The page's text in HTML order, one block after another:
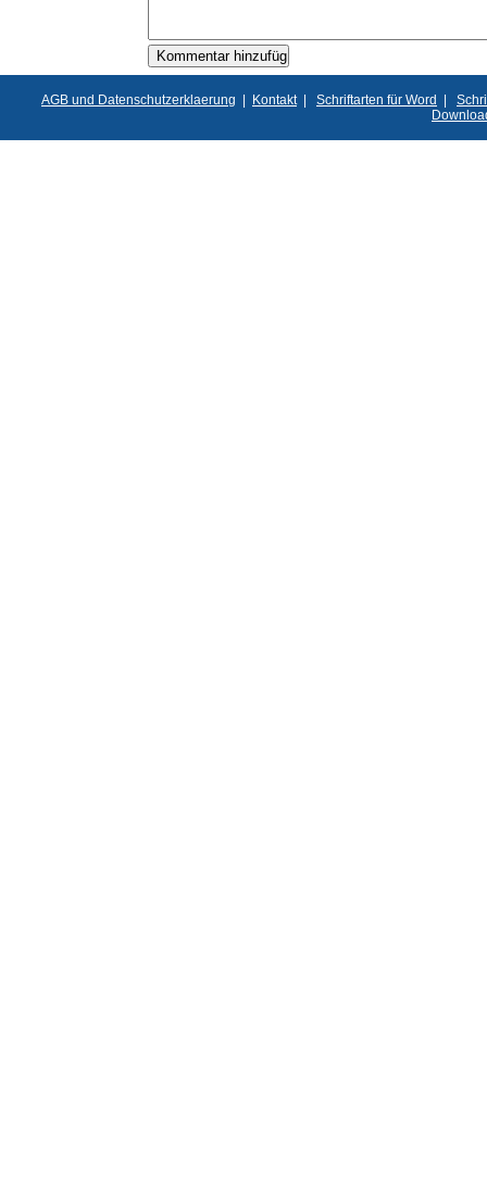
AGB und Datenschutzerklaerung | Kontakt| Schriftarten für Word |